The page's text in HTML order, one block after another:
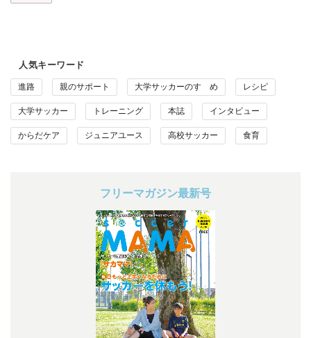
人気キーワード
進路 親のサポート 大学サッカーのすゝめ レシピ
大学サッカー トレーニング 本誌 インタビュー
からだケア ジュニアユース 高校サッカー 食育
フリーマガジン最新号